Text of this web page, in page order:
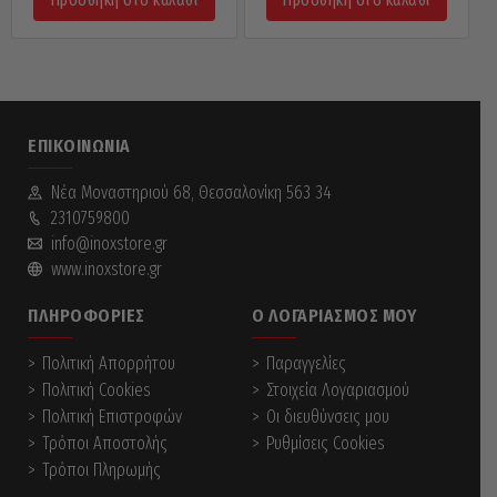
ΕΠΙΚΟΙΝΩΝΊΑ
Νέα Mοναστηριού 68, Θεσσαλονίκη 563 34
2310759800
info@inoxstore.gr
www.inoxstore.gr
ΠΛΗΡΟΦΟΡΊΕΣ
Πολιτική Απορρήτου
Πολιτική Cookies
Πολιτική Επιστροφών
Τρόποι Αποστολής
Τρόποι Πληρωμής
Ο ΛΟΓΑΡΙΑΣΜΌΣ ΜΟΥ
Παραγγελίες
Στοιχεία Λογαριασμού
Οι διευθύνσεις μου
Ρυθμίσεις Cookies